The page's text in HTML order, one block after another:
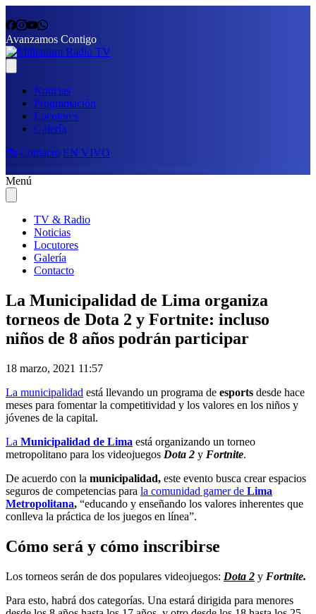
Avanzamos Contigo
Noticias
Programación
Locutores
Galería
📩 Contacto EN VIVO
Menú
TV & Radio
Noticias
Locutores
Galería
Contacto
La Municipalidad de Lima organiza
torneos de Dota 2 y Fortnite: incluso
niños de 8 años podrán participar
18 marzo, 2021 11:57
La municipalidad está llevando un programa de esports desde hace
meses para fomentar la competitividad y los valores en los niños y
jóvenes de la capital.
La Municipalidad de Lima está organizando un torneo
metropolitano para los videojuegos Dota 2 y Fortnite.
De acuerdo con la municipalidad, este evento busca crear espacios
seguros de competencias para la comunidad gamer de Lima
Metropolitana, “educando y enseñando los valores inherentes que
conlleva la práctica de los juegos en línea”.
Cómo será y cómo inscribirse
Los torneos serán de dos populares videojuegos: Dota 2 y Fortnite.
Para esto, habrá dos categorías. Una estará dirigida para menores